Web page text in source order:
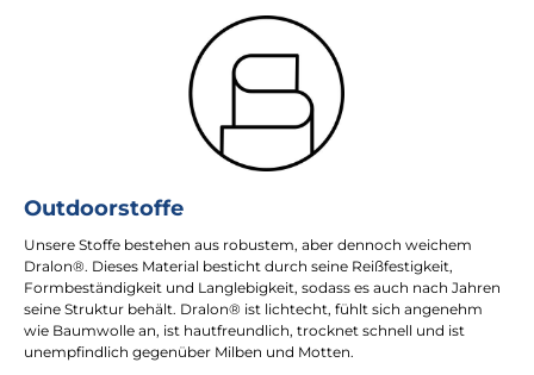
Outdoorstoffe
Unsere Stoffe bestehen aus robustem, aber dennoch weichem
Dralon®. Dieses Material besticht durch seine Reißfestigkeit,
Formbeständigkeit und Langlebigkeit, sodass es auch nach Jahren
seine Struktur behält. Dralon® ist lichtecht, fühlt sich angenehm
wie Baumwolle an, ist hautfreundlich, trocknet schnell und ist
unempfindlich gegenüber Milben und Motten.